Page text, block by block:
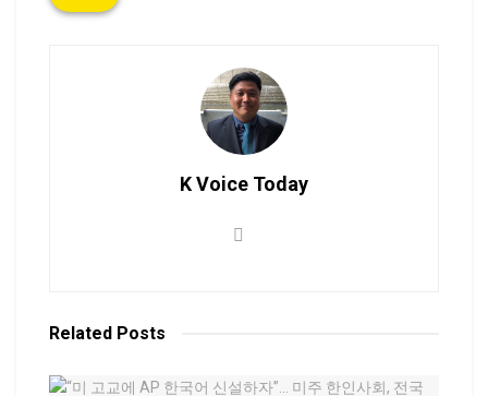
K Voice Today
Related Posts